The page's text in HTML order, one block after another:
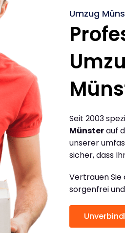
Umzug
Seit 2003
Münsterauf
unserer
sicher, dass
Vertrauen Sie
sorgenfrei